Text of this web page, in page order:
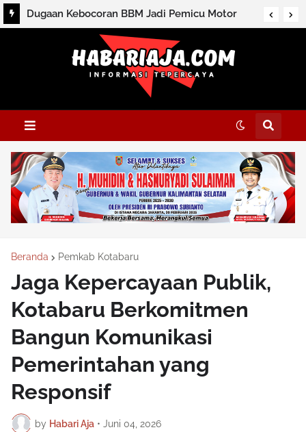
Dugaan Kebocoran BBM Jadi Pemicu Motor
Terbakar di Gang Pribadi Sekumpul
Beranda Pemkab Kotabaru
Jaga Kepercayaan Publik,
Kotabaru Berkomitmen
Bangun Komunikasi
Pemerintahan yang
Responsif
by Habari Aja • Juni 04, 2026